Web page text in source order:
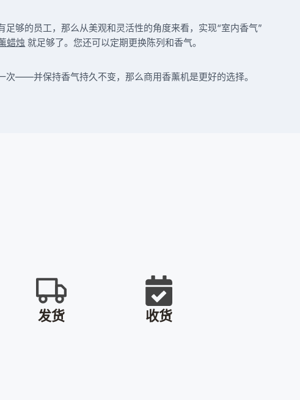
够的员工，那么从美观和灵活性的角度来看，实现“室内香气”
蜡烛 就足够了。您还可以定期更换陈列和香气。
——并保持香气持久不变，那么商用香薰机是更好的选择。
发货 收货